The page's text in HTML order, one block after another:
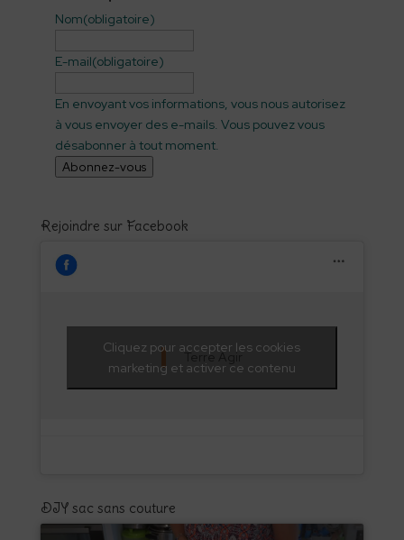
Nom(obligatoire)
E-mail(obligatoire)
En envoyant vos informations, vous nous autorisez
à vous envoyer des e-mails. Vous pouvez vous
désabonner à tout moment.
Abonnez-vous
Rejoindre sur Facebook
Terre Agir
Cliquez pour accepter les cookies
marketing et activer ce contenu
DIY sac sans couture